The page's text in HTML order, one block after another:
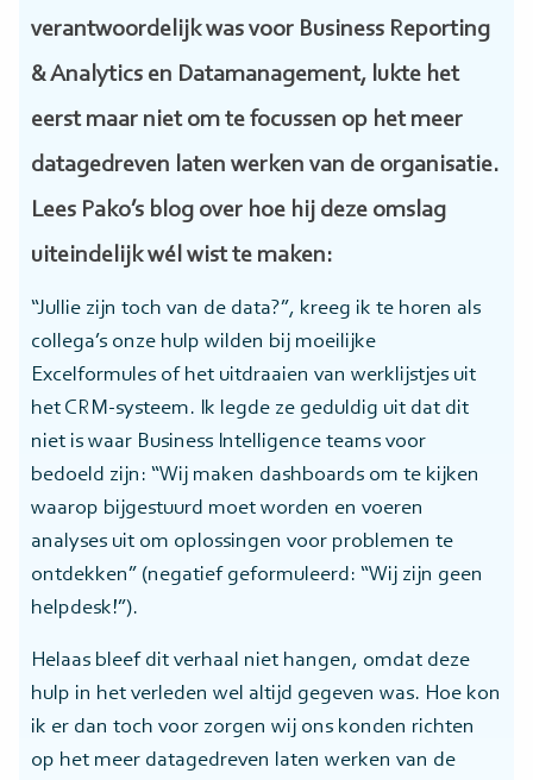
verantwoordelijk was voor Business Reporting
& Analytics en Datamanagement, lukte het
eerst maar niet om te focussen op het meer
datagedreven laten werken van de organisatie.
Lees Pako’s blog over hoe hij deze omslag
uiteindelijk wél wist te maken:
“Jullie zijn toch van de data?”, kreeg ik te horen als
collega’s onze hulp wilden bij moeilijke
Excelformules of het uitdraaien van werklijstjes uit
het CRM-systeem. Ik legde ze geduldig uit dat dit
niet is waar Business Intelligence teams voor
bedoeld zijn: “Wij maken dashboards om te kijken
waarop bijgestuurd moet worden en voeren
analyses uit om oplossingen voor problemen te
ontdekken” (negatief geformuleerd: “Wij zijn geen
helpdesk!”).
Helaas bleef dit verhaal niet hangen, omdat deze
hulp in het verleden wel altijd gegeven was. Hoe kon
ik er dan toch voor zorgen wij ons konden richten
op het meer datagedreven laten werken van de